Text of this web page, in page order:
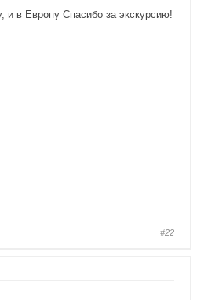
и в Европу Спасибо за экскурсию!
#22